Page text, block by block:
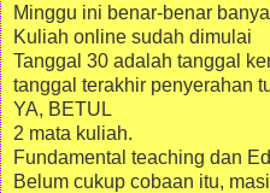
Minggu ini benar-benar
Kuliah online sudah dimulai
Tanggal 30 adalah tanggal
tanggal terakhir penyerahan
YA, BETUL
2 mata kuliah.
Fundamental teaching dan
Belum cukup cobaan itu,